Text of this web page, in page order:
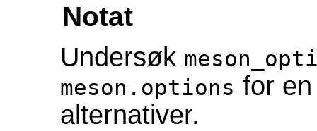
Notat
Undersøk
meson.options for
alternativer.